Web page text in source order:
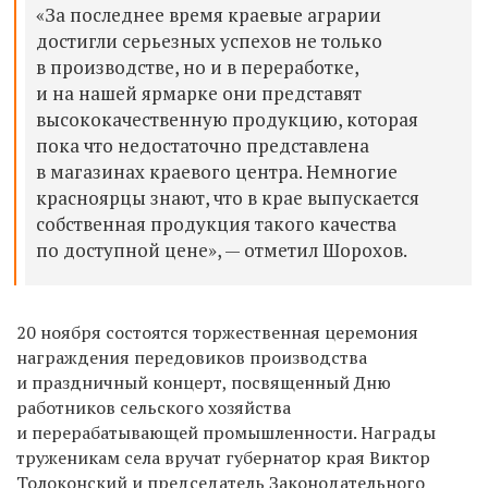
«За последнее время краевые аграрии
достигли серьезных успехов не только
в производстве, но и в переработке,
и на нашей ярмарке они представят
высококачественную продукцию, которая
пока что недостаточно представлена
в магазинах краевого центра. Немногие
красноярцы знают, что в крае выпускается
собственная продукция такого качества
по доступной цене», — отметил Шорохов.
20 ноября состоятся торжественная церемония
награждения передовиков производства
и праздничный концерт, посвященный Дню
работников сельского хозяйства
и перерабатывающей промышленности. Награды
труженикам села вручат губернатор края Виктор
Толоконский и председатель Законодательного